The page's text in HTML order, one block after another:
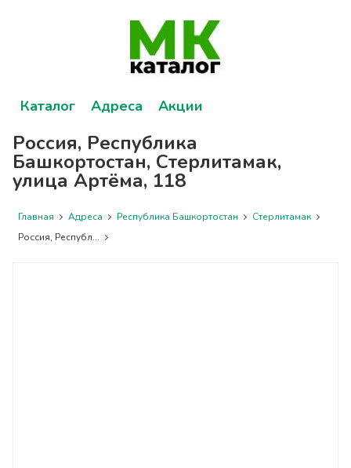
Каталог Адреса Акции
Россия, Республика
Башкортостан, Стерлитамак,
улица Артёма, 118
Главная Адреса Республика Башкортостан
Стерлитамак
Россия, Республ...